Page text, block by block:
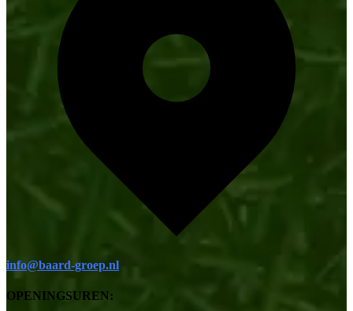
info@baard-groep.nl
OPENINGSUREN: